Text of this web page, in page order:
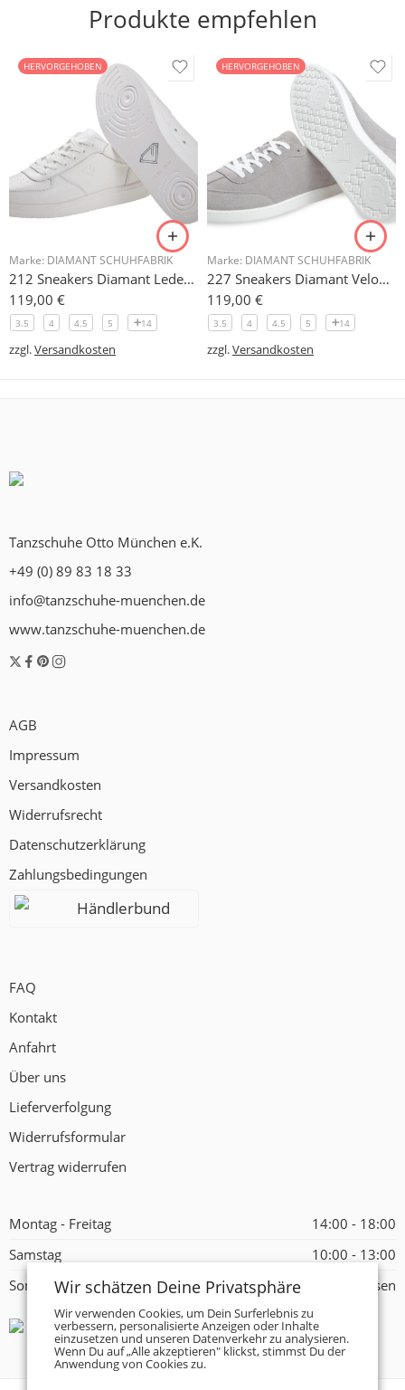
Produkte empfehlen
HERVORGEHOBEN
Marke: DIAMANT SCHUHFABRIK
212 Sneakers Diamant Leder weiss, drehfreudige Kunststoffsohle
119,00 €
3.5 4 4.5 5 14
zzgl.Versandkosten
HERVORGEHOBEN
Marke: DIAMANT SCHUHFABRIK
227 Sneakers Diamant Veloursleder hellgrau, drehfreudige Kunststoffsohle
119,00 €
3.5 4 4.5 5 14
zzgl.Versandkosten
Tanzschuhe Otto München e.K.
+49 (0) 89 83 18 33
info@tanzschuhe-muenchen.de
www.tanzschuhe-muenchen.de
AGB
Impressum
Versandkosten
Widerrufsrecht
Datenschutzerklärung
Zahlungsbedingungen
Händlerbund
FAQ
Kontakt
Anfahrt
Über uns
Lieferverfolgung
Widerrufsformular
Vertrag widerrufen
Montag - Freitag
14:00 - 18:00
Samstag
10:00 - 13:00
Sonntag
Geschlossen
Wir schätzen Deine Privatsphäre
Wir verwenden Cookies, um Dein Surferlebnis zu
verbessern, personalisierte Anzeigen oder Inhalte
einzusetzen und unseren Datenverkehr zu analysieren.
Wenn Du auf „Alle akzeptieren" klickst, stimmst Du der
Anwendung von Cookies zu.